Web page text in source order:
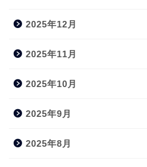
2025年12月
2025年11月
2025年10月
2025年9月
2025年8月